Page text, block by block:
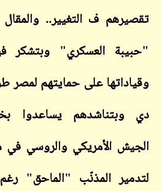
تقصيرهم ف التغيير..
"حبيبة العسكري" وبتشكر
وقياداتها على حمايتهم لمصر
دي وبتناشدهم يساعدوا
الجيش الأمريكي والروسي في
لتدمير المذنّب "الماحق"